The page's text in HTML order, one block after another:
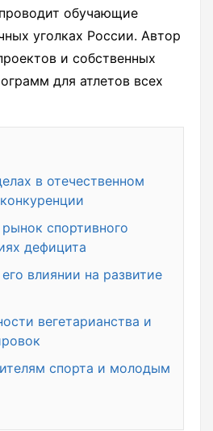
обучающие
уголках России. Автор
и собственных
для атлетов всех
в отечественном
спортивного
дефицита
влиянии на развитие
вегетарианства и
спорта и молодым